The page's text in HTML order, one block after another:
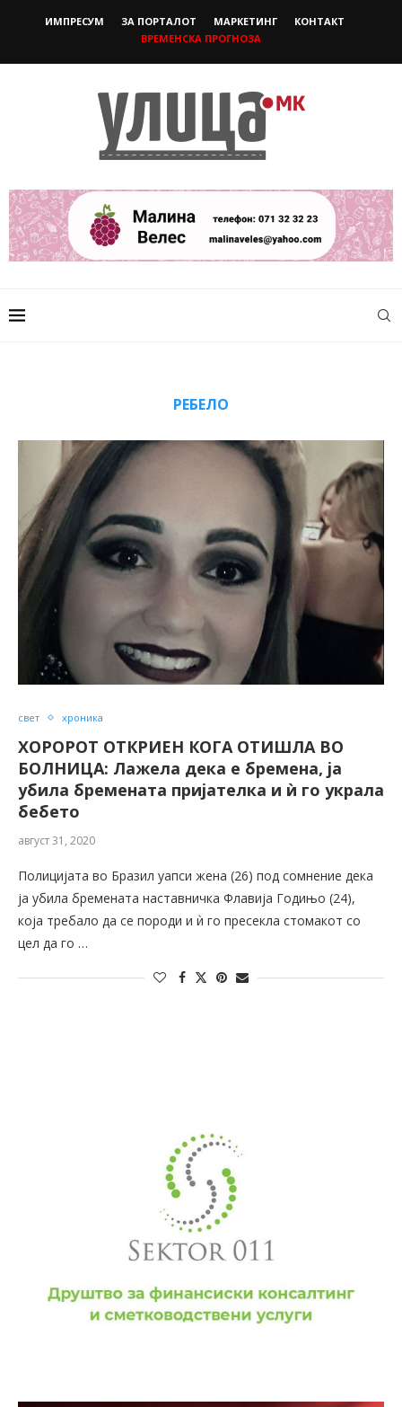
ИМПРЕСУМ ЗА ПОРТАЛОТ МАРКЕТИНГ
КОНТАКТ
ВРЕМЕНСКА ПРОГНОЗА
РЕБЕЛО
свет хроника
ХОРОРОТ ОТКРИЕН КОГА ОТИШЛА ВО
БОЛНИЦА: Лажела дека е бремена, ја
убила бремената пријателка и ѝ го украла
бебето
август 31, 2020
Полицијата во Бразил уапси жена (26) под сомнение дека
ја убила бремената наставничка Флавија Годињо (24),
која требало да се породи и ѝ го пресекла стомакот со
цел да го …